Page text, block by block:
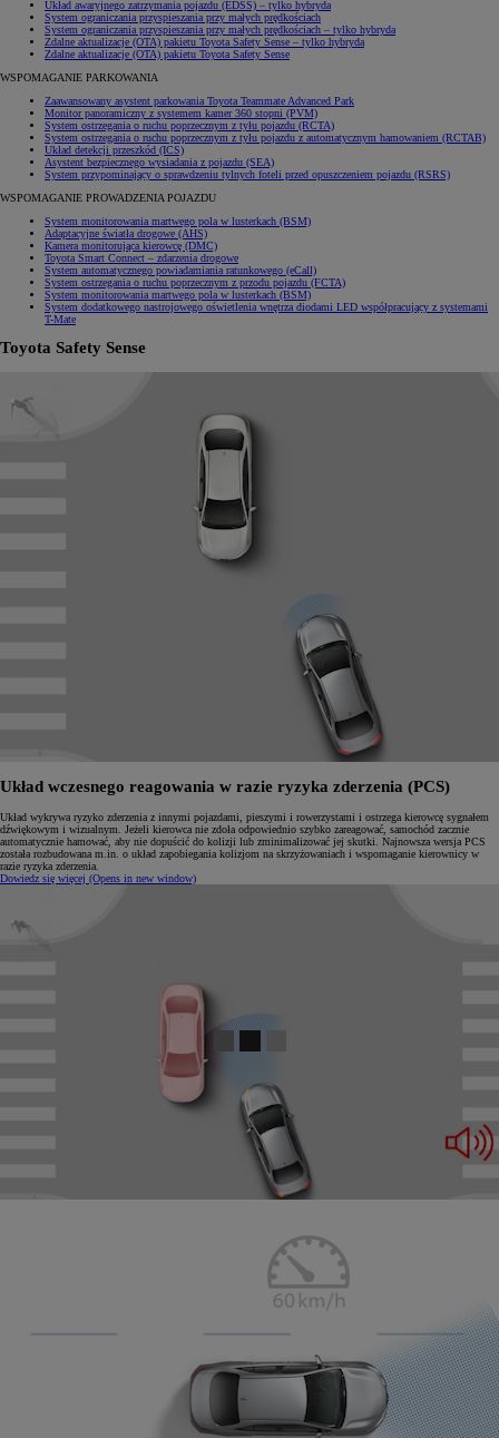
Układ awaryjnego zatrzymania pojazdu (EDSS) – tylko hybryda
System ograniczania przyspieszania przy małych prędkościach
System ograniczania przyspieszania przy małych prędkościach – tylko hybryda
Zdalne aktualizacje (OTA) pakietu Toyota Safety Sense – tylko hybryda
Zdalne aktualizacje (OTA) pakietu Toyota Safety Sense
WSPOMAGANIE PARKOWANIA
Zaawansowany asystent parkowania Toyota Teammate Advanced Park
Monitor panoramiczny z systemem kamer 360 stopni (PVM)
System ostrzegania o ruchu poprzecznym z tyłu pojazdu (RCTA)
System ostrzegania o ruchu poprzecznym z tyłu pojazdu z automatycznym hamowaniem (RCTAB)
Układ detekcji przeszkód (ICS)
Asystent bezpiecznego wysiadania z pojazdu (SEA)
System przypominający o sprawdzeniu tylnych foteli przed opuszczeniem pojazdu (RSRS)
WSPOMAGANIE PROWADZENIA POJAZDU
System monitorowania martwego pola w lusterkach (BSM)
Adaptacyjne światła drogowe (AHS)
Kamera monitorująca kierowcę (DMC)
Toyota Smart Connect – zdarzenia drogowe
System automatycznego powiadamiania ratunkowego (eCall)
System ostrzegania o ruchu poprzecznym z przodu pojazdu (FCTA)
System monitorowania martwego pola w lusterkach (BSM)
System dodatkowego nastrojowego oświetlenia wnętrza diodami LED współpracujący z systemami
T-Mate
Toyota Safety Sense
Układ wczesnego reagowania w razie ryzyka zderzenia (PCS)
Układ wykrywa ryzyko zderzenia z innymi pojazdami, pieszymi i rowerzystami i ostrzega kierowcę sygnałem
dźwiękowym i wizualnym. Jeżeli kierowca nie zdoła odpowiednio szybko zareagować, samochód zacznie
automatycznie hamować, aby nie dopuścić do kolizji lub zminimalizować jej skutki. Najnowsza wersja PCS
została rozbudowana m.in. o układ zapobiegania kolizjom na skrzyżowaniach i wspomaganie kierownicy w
razie ryzyka zderzenia.
Dowiedz się więcej (Opens in new window)